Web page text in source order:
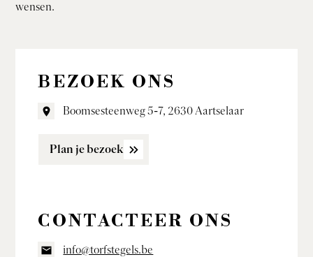
wensen.
BEZOEK ONS
Boomsesteenweg 5-7, 2630 Aartselaar
Plan je bezoek
CONTACTEER ONS
info@torfstegels.be